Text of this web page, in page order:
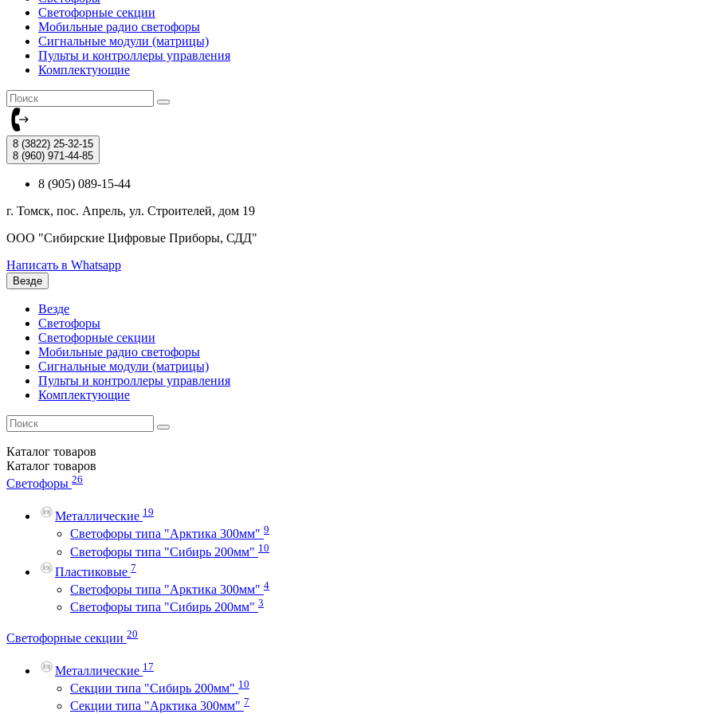
Светофорные секции
Мобильные радио светофоры
Сигнальные модули (матрицы)
Пульты и контроллеры управления
Комплектующие
8 (3822) 25-32-15
8 (960) 971-44-85
8 (905) 089-15-44
г. Томск, пос. Апрель, ул. Строителей, дом 19
ООО "Сибирские Цифровые Приборы, СДД"
Написать в Whatsapp
Везде
Везде
Светофоры
Светофорные секции
Мобильные радио светофоры
Сигнальные модули (матрицы)
Пульты и контроллеры управления
Комплектующие
Каталог товаров
Каталог товаров
Светофоры 26
Металлические 19
Светофоры типа "Арктика 300мм" 9
Светофоры типа "Сибирь 200мм" 10
Пластиковые 7
Светофоры типа "Арктика 300мм" 4
Светофоры типа "Сибирь 200мм" 3
Светофорные секции 20
Металлические 17
Секции типа "Сибирь 200мм" 10
Секции типа "Арктика 300мм" 7